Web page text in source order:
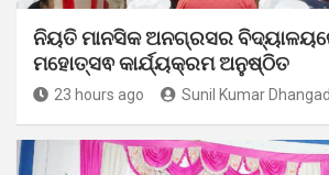
ନିୟତି ମାନସିକ ଅନଗ୍ରସର
ମହୋତ୍ସଵ କାର୍ଯ୍ୟକ୍ରମ ଅନୁଷ୍ଠିତ
23 hours ago Sunil Kumar